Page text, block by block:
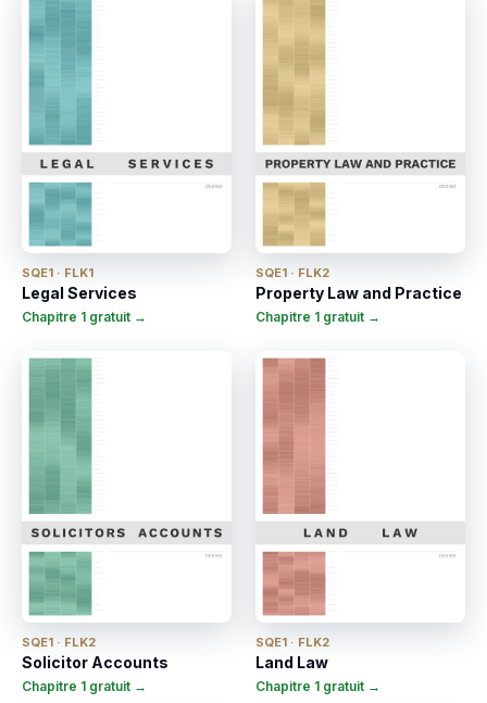
SQE1 · FLK1
Legal Services
Chapitre 1 gratuit →
SQE1 · FLK2
Property Law and Practice
Chapitre 1 gratuit →
SQE1 · FLK2
Solicitor Accounts
Chapitre 1 gratuit →
SQE1 · FLK2
Land Law
Chapitre 1 gratuit →